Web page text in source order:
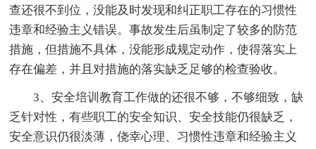
查还很不到位，没能及时发现和纠正职工存在的习惯性
违章和经验主义错误。事故发生后虽制定了较多的防范
措施，但措施不具体，没能形成规定动作，使得落实上
存在偏差，并且对措施的落实缺乏足够的检查验收。
3、安全培训教育工作做的还很不够，不够细致，缺
乏针对性，有些职工的安全知识、安全技能仍很缺乏，
安全意识仍很淡薄，侥幸心理、习惯性违章和经验主义